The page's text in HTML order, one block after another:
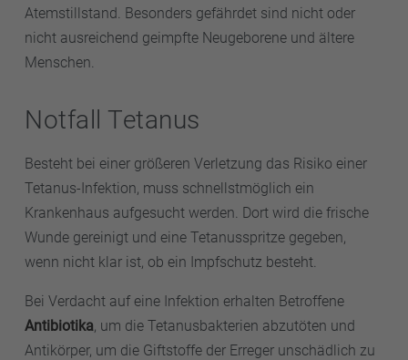
Atemstillstand. Besonders gefährdet sind nicht oder
nicht ausreichend geimpfte Neugeborene und ältere
Menschen.
Notfall Tetanus
Besteht bei einer größeren Verletzung das Risiko einer
Tetanus-Infektion, muss schnellstmöglich ein
Krankenhaus aufgesucht werden. Dort wird die frische
Wunde gereinigt und eine Tetanusspritze gegeben,
wenn nicht klar ist, ob ein Impfschutz besteht.
Bei Verdacht auf eine Infektion erhalten Betroffene
Antibiotika, um die Tetanusbakterien abzutöten und
Antikörper, um die Giftstoffe der Erreger unschädlich zu